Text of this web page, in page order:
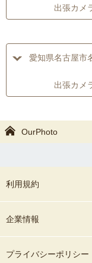
出張カメ
愛知県名古屋市
出張カメ
OurPhoto
利用規約
企業情報
プライバシーポリシー